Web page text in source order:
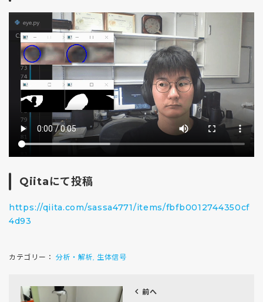
Qiitaにて投稿
https://qiita.com/sassa4771/items/fbfb0012744350cf
4d93
カテゴリー： 分析・解析 生体信号
chevron_left 前へ